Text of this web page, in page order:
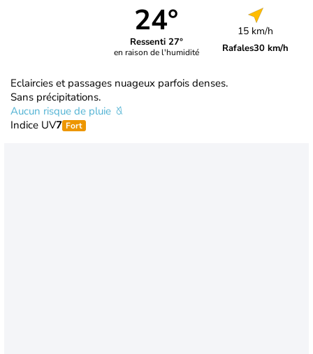
24°
Ressenti 27°
en raison de l'humidité
15 km/h
Rafales30 km/h
Eclaircies et passages nuageux parfois denses.
Sans précipitations.
Aucun risque de pluie
Indice UV7 Fort